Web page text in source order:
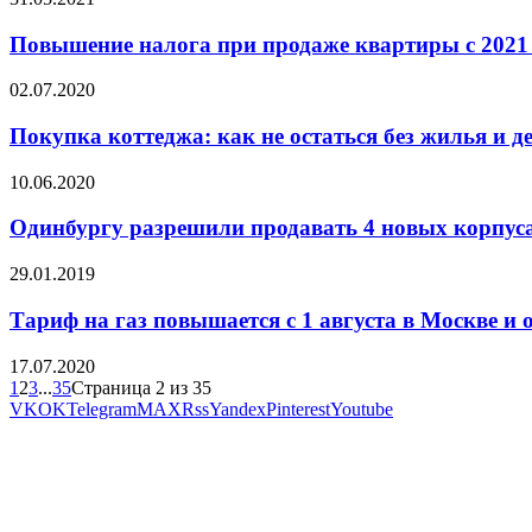
Повышение налога при продаже квартиры с 2021
02.07.2020
Покупка коттеджа: как не остаться без жилья и
10.06.2020
Одинбургу разрешили продавать 4 новых
29.01.2019
Тариф на газ повышается с 1 августа в Москве и
17.07.2020
1 23...35Страница 2 из 35
VKOKTelegramMAXRssYandexPinterestYoutube